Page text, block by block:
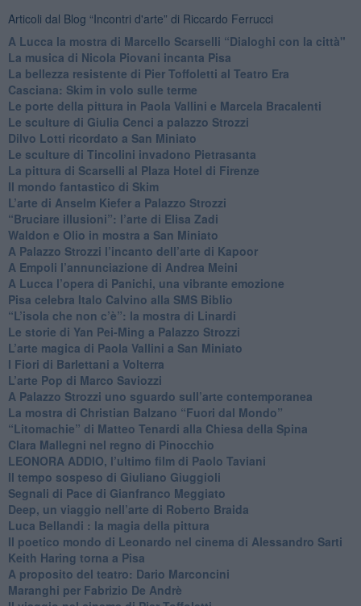
Articoli dal Blog “Incontri d'arte” di Riccardo Ferrucci
A Lucca la mostra di Marcello Scarselli “Dialoghi con la città"
​La musica di Nicola Piovani incanta Pisa
​La bellezza resistente di Pier Toffoletti al Teatro Era
​Casciana: Skim in volo sulle terme
​Le porte della pittura in Paola Vallini e Marcela Bracalenti
​Le sculture di Giulia Cenci a palazzo Strozzi
​Dilvo Lotti ricordato a San Miniato
​Le sculture di Tincolini invadono Pietrasanta
La pittura di Scarselli al Plaza Hotel di Firenze
​Il mondo fantastico di Skim
​L’arte di Anselm Kiefer a Palazzo Strozzi
​“Bruciare illusioni”: l’arte di Elisa Zadi
​Waldon e Olio in mostra a San Miniato
​A Palazzo Strozzi l’incanto dell’arte di Kapoor
​A Empoli l’annunciazione di Andrea Meini
A Lucca l’opera di Panichi, una vibrante emozione
Pisa celebra Italo Calvino alla SMS Biblio
“L’isola che non c’è”: la mostra di Linardi
​Le storie di Yan Pei-Ming a Palazzo Strozzi
​L’arte magica di Paola Vallini a San Miniato
​I Fiori di Barlettani a Volterra
​L’arte Pop di Marco Saviozzi
​A Palazzo Strozzi uno sguardo sull’arte contemporanea
La mostra di Christian Balzano “Fuori dal Mondo”
​“Litomachie” di Matteo Tenardi alla Chiesa della Spina
​Clara Mallegni nel regno di Pinocchio
​LEONORA ADDIO, l’ultimo film di Paolo Taviani
Il tempo sospeso di Giuliano Giuggioli
Segnali di Pace di Gianfranco Meggiato
​Deep, un viaggio nell’arte di Roberto Braida
​Luca Bellandi : la magia della pittura
​Il poetico mondo di Leonardo nel cinema di Alessandro Sarti
​Keith Haring torna a Pisa
​A proposito del teatro: Dario Marconcini
Maranghi per Fabrizio De Andrè